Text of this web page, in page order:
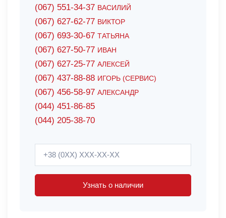
(067) 551-34-37 ВАСИЛИЙ
(067) 627-62-77 ВИКТОР
(067) 693-30-67 ТАТЬЯНА
(067) 627-50-77 ИВАН
(067) 627-25-77 АЛЕКСЕЙ
(067) 437-88-88 ИГОРЬ (СЕРВИС)
(067) 456-58-97 АЛЕКСАНДР
(044) 451-86-85
(044) 205-38-70
Узнать о наличии